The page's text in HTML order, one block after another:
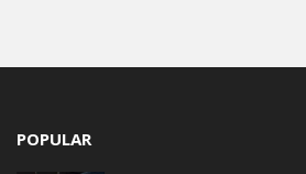
POPULAR